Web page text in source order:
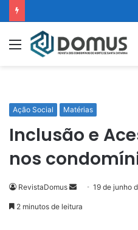
Ação Social Matérias
Inclusão e
nos
RevistaDomus 19 de junho
2 minutos de leitura